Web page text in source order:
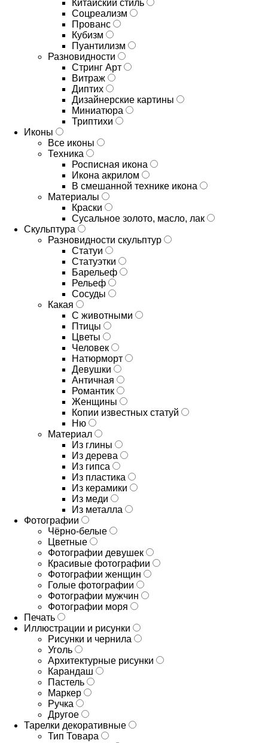
Китайский стиль
Соцреализм
Прованс
Кубизм
Пуантилизм
Разновидности
Стринг Арт
Витраж
Диптих
Дизайнерские картины
Миниатюра
Триптихи
Иконы
Все иконы
Техника
Росписная икона
Икона акрилом
В смешанной технике икона
Материалы
Краски
Сусальное золото, масло, лак
Скульптура
Разновидности скульптур
Статуи
Статуэтки
Барельеф
Рельеф
Сосуды
Какая
С животными
Птицы
Цветы
Человек
Натюрморт
Девушки
Античная
Романтик
Женщины
Копии известных статуй
Ню
Материал
Из глины
Из дерева
Из гипса
Из пластика
Из керамики
Из меди
Из металла
Фотографии
Чёрно-белые
Цветные
Фотографии девушек
Красивые фотографии
Фотографии женщин
Голые фотографии
Фотографии мужчин
Фотографии моря
Печать
Иллюстрации и рисунки
Рисунки и чернила
Уголь
Архитектурные рисунки
Карандаш
Пастель
Маркер
Ручка
Другое
Тарелки декоративные
Тип Товара